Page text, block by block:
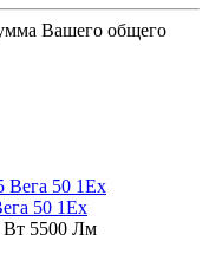
Вашего общего
50 1Ex
Вт 5500 Лм